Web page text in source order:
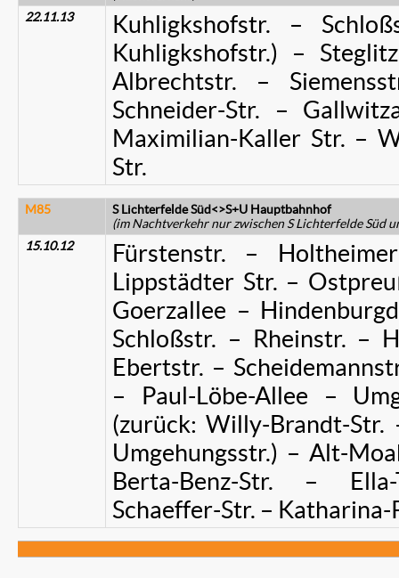
22.11.13
Kuhligkshofstr. –
Kuhligkshofstr.) –
Albrechtstr. –
Schneider-Str. –
Maximilian-Kaller Str. –
Str.
M85
S Lichterfelde Süd<>S+U Hauptbahnhof
(im Nachtverkehr nur zwischen S Lichterfelde Süd
15.10.12
Fürstenstr. –
Lippstädter Str. –
Goerzallee –
Schloßstr. – Rheinstr. –
Ebertstr. –
– Paul-Löbe-Allee –
(zurück: Willy-Brandt-
Umgehungsstr.) – Alt-
Berta-Benz-Str. –
Schaeffer-Str. – Katharina-